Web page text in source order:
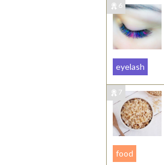
6
eyelash
7
food